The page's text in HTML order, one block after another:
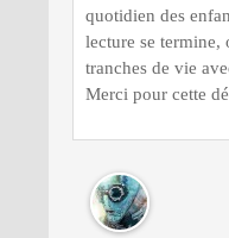
quotidien des
lecture se termine,
tranches de vie
Merci pour cette